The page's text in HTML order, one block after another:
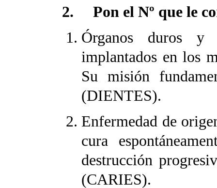
2. Pon el Nº que le
Órganos duros y
implantados en los
Su misión
(DIENTES).
Enfermedad de
cura
destrucción
(CARIES).